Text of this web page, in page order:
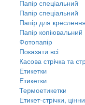
Папір спеціальний
Папір спеціальний
Папір для
Папір копіювальний
Фотопапір
Показати всі
Касова стрічка та
Етикетки
Етикетки
Термоетикетки
Етикет-стрічки,